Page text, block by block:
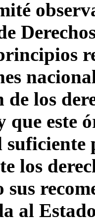
de los
que este
suficiente
los
al